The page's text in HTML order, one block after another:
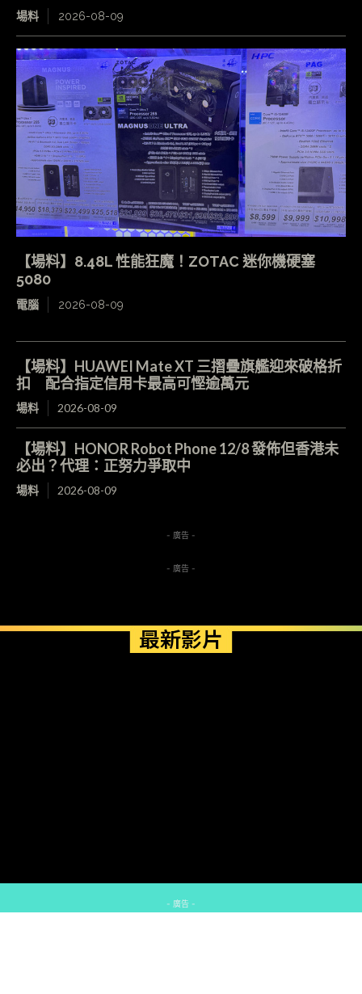
場料 2026-08-09
【場料】8.48L 性能狂魔！ZOTAC 迷你機硬塞
5080
電腦 2026-08-09
【場料】HUAWEI Mate XT 三摺疊旗艦迎來破格折
扣 配合指定信用卡最高可慳逾萬元
場料 2026-08-09
【場料】HONOR Robot Phone 12/8 發佈但香港未
必出？代理：正努力爭取中
場料 2026-08-09
- 廣告 -
- 廣告 -
最新影片
- 廣告 -